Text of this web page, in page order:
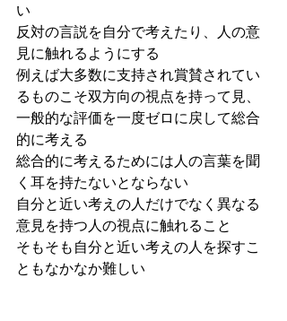
い
反対の言説を自分で考えたり、人の意
見に触れるようにする
例えば大多数に支持され賞賛されてい
るものこそ双方向の視点を持って見、
一般的な評価を一度ゼロに戻して総合
的に考える
総合的に考えるためには人の言葉を聞
く耳を持たないとならない
自分と近い考えの人だけでなく異なる
意見を持つ人の視点に触れること
そもそも自分と近い考えの人を探すこ
ともなかなか難しい